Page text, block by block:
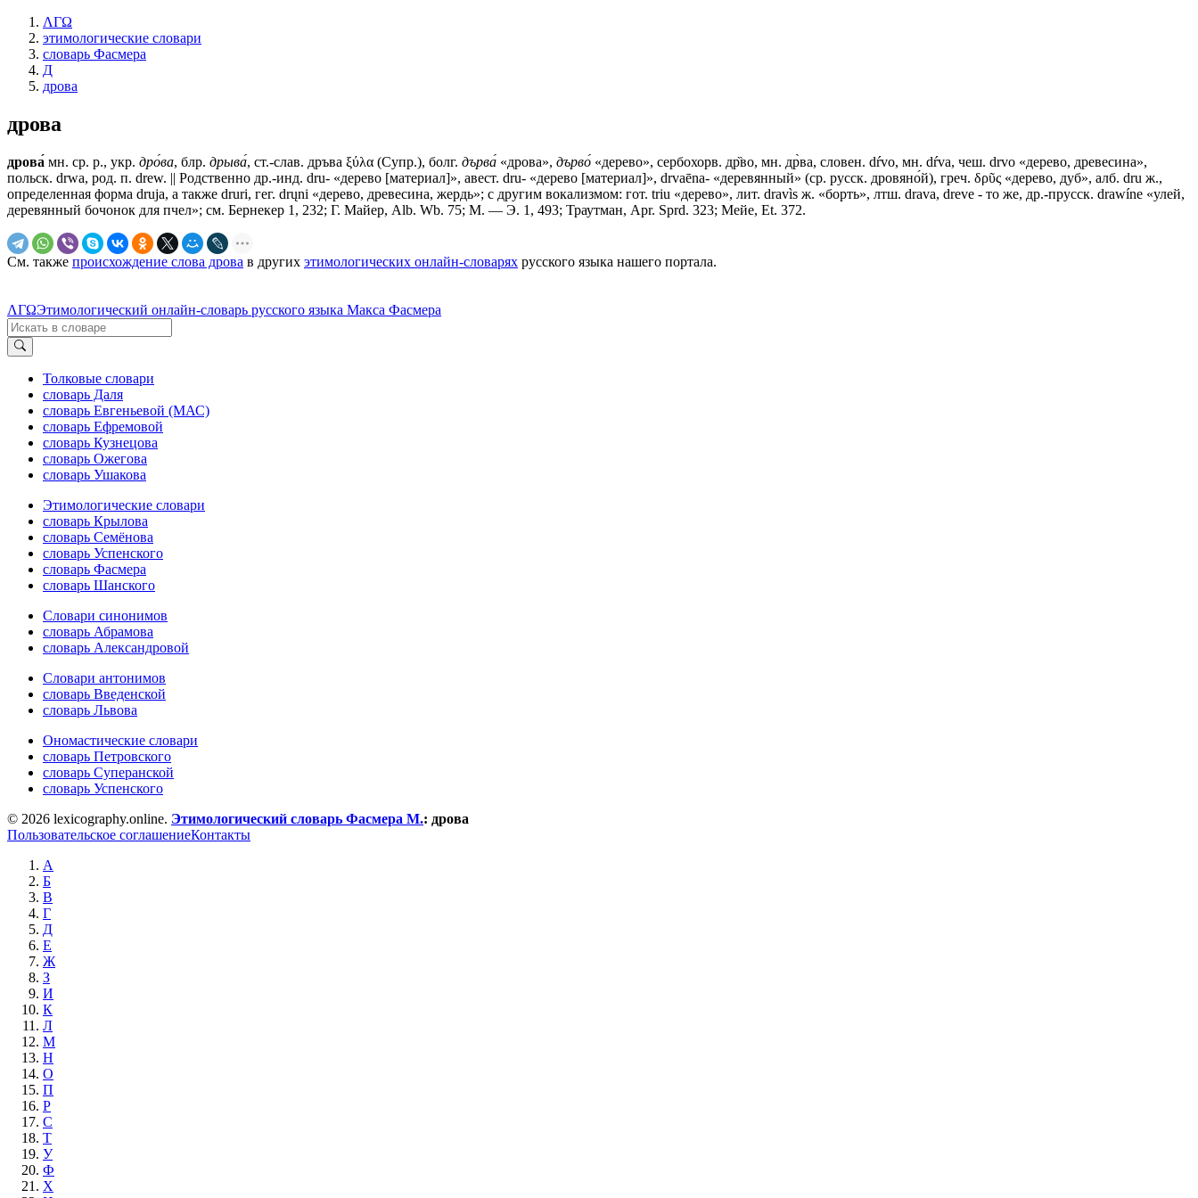
ΛΓΩ
этимологические словари
словарь Фасмера
Д
дрова
дрова
дрова́ мн. ср. р., укр. дро́ва, блр. дрыва́, ст.-слав. дръва ξύλα (Супр.), болг. дърва́ «дрова», дърво́ «дерево», сербохорв. др̏во, мн. др̀ва, словен. dŕvo, мн. dŕva, чеш. drvo «дерево, древесина»,
польск. drwa, род. п. drew. || Родственно др.-инд. dru- «дерево [материал]», авест. dru- «дерево [материал]», drvaēna- «деревянный» (ср. русск. дровяно́й), греч. δρῦς «дерево, дуб», алб. dru ж.,
определенная форма druja, а также druri, гег. drųni «дерево, древесина, жердь»; с другим вокализмом: гот. triu «дерево», лит. dravìs ж. «борть», лтш. drava, dreve - то же, др.-прусск. drawíne «улей,
деревянный бочонок для пчел»; см. Бернекер 1, 232; Г. Майер, Alb. Wb. 75; М. — Э. 1, 493; Траутман, Apr. Sprd. 323; Мейе, Et. 372.
См. также происхождение слова дрова в других этимологических онлайн-словарях русского языка нашего портала.
ΛΓΩЭтимологический онлайн-словарь русского языка Макса Фасмера
Толковые словари
словарь Даля
словарь Евгеньевой (МАС)
словарь Ефремовой
словарь Кузнецова
словарь Ожегова
словарь Ушакова
Этимологические словари
словарь Крылова
словарь Семёнова
словарь Успенского
словарь Фасмера
словарь Шанского
Словари синонимов
словарь Абрамова
словарь Александровой
Словари антонимов
словарь Введенской
словарь Львова
Ономастические словари
словарь Петровского
словарь Суперанской
словарь Успенского
© 2026 lexicography.online. Этимологический словарь Фасмера М.: дрова
Пользовательское соглашениеКонтакты
А
Б
В
Г
Д
Е
Ж
З
И
К
Л
М
Н
О
П
Р
С
Т
У
Ф
Х